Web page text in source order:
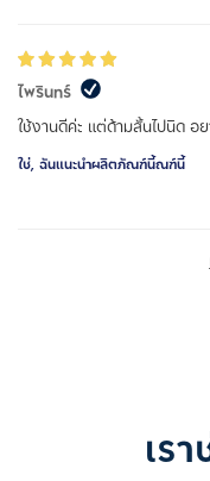
ไพรินทร์
ใช่, ฉันแนะนำผลิตภัณฑ์นี้ณฑ์นี้
เร